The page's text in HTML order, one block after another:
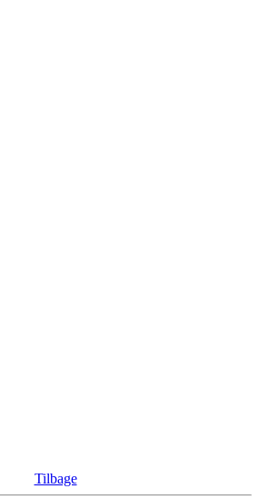
Tilbage